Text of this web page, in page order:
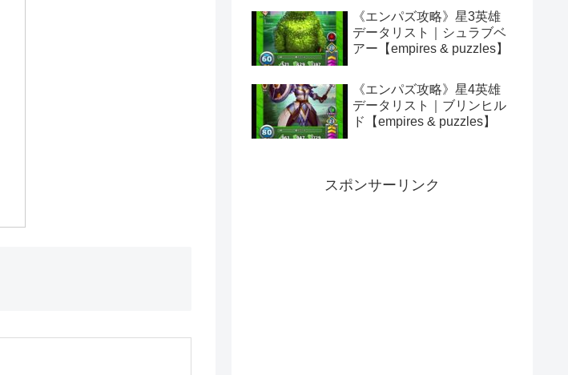
《エンパズ攻略》星3英雄
データリスト｜シュラブベ
アー【empires & puzzles】
《エンパズ攻略》星4英雄
データリスト｜ブリンヒル
ド【empires & puzzles】
スポンサーリンク